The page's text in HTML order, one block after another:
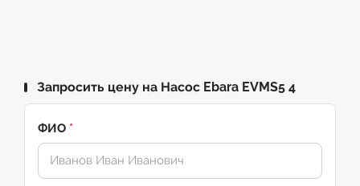
Запросить цену на Насос Ebara EVMS5 4
ФИО *